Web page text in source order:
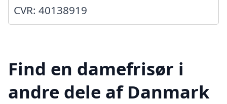
CVR: 40138919
Find en damefrisør i
andre dele af Danmark